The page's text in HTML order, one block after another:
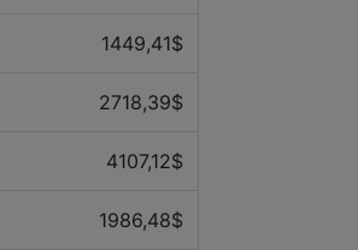
1449,41$
2718,39$
4107,12$
1986,48$